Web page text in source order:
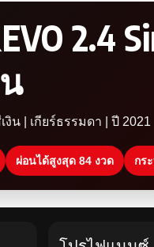
2.4
น | เกียร์ธรรมดา | ปี 2021
ผ่อนได้สูงสุด 84 งวด กร